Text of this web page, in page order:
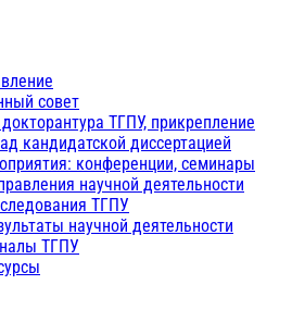
совет
ТГПУ, прикрепление
кандидатской диссертацией
конференции, семинары
научной деятельности
ТГПУ
научной деятельности
ТГПУ